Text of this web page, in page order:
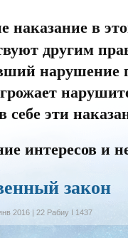
наказание в
другим
нарушение
себе эти
интересов и
закон
2016 | 22 Рабиу I 1437